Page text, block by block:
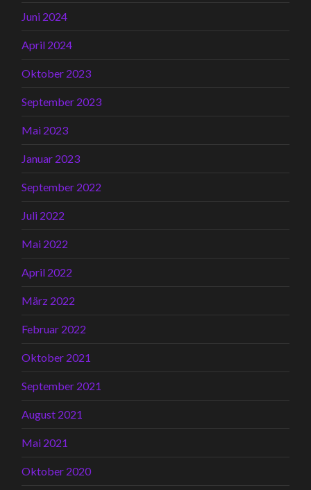
Juni 2024
April 2024
Oktober 2023
September 2023
Mai 2023
Januar 2023
September 2022
Juli 2022
Mai 2022
April 2022
März 2022
Februar 2022
Oktober 2021
September 2021
August 2021
Mai 2021
Oktober 2020